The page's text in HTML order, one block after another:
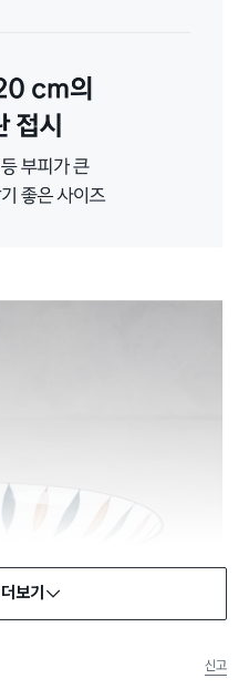
서 정한 규격에 따라 제조되어 식품 또
있는 식품용기구라는 표시입니다.
보기
신고